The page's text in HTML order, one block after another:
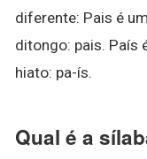
diferente: Pais é
ditongo: pais. País
hiato: pa-ís.
Qual é a